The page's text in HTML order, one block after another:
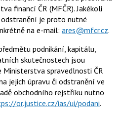
financí ČR (MFČR). Jakékoli
odstranění je proto nutné
na e-mail: ares@mfcr.cz.
podnikání, kapitálu,
skutečnostech jsou
Ministerstva spravedlnosti ČR
jejich úpravu či odstranění ve
obchodního rejstříku nutno
or.justice.cz/ias/ui/podani.